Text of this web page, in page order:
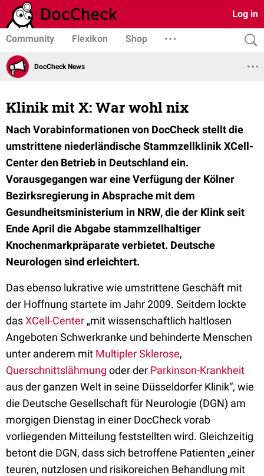
Log in
Community Flexikon Shop
DocCheck News
Klinik mit X: War wohl nix
Nach Vorabinformationen von DocCheck stellt die
umstrittene niederländische Stammzellklinik XCell-
Center den Betrieb in Deutschland ein.
Vorausgegangen war eine Verfügung der Kölner
Bezirksregierung in Absprache mit dem
Gesundheitsministerium in NRW, die der Klink seit
Ende April die Abgabe stammzellhaltiger
Knochenmarkpräparate verbietet. Deutsche
Neurologen sind erleichtert.
Das ebenso lukrative wie umstrittene Geschäft mit
der Hoffnung startete im Jahr 2009. Seitdem lockte
dasXCell-Center „mit wissenschaftlich haltlosen
Angeboten Schwerkranke und behinderte Menschen
unter anderem mit Multipler Sklerose,
Querschnittslähmung oder der Parkinson-Krankheit
aus der ganzen Welt in seine Düsseldorfer Klinik“, wie
die Deutsche Gesellschaft für Neurologie (DGN) am
morgigen Dienstag in einer DocCheck vorab
vorliegenden Mitteilung feststellten wird. Gleichzeitig
betont die DGN, dass sich betroffene Patienten „einer
teuren, nutzlosen und risikoreichen Behandlung mit